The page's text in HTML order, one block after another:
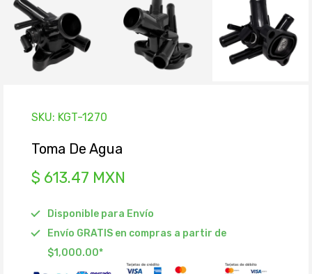
SKU: KGT-1270
Toma De Agua
$ 613.47 MXN
Disponible para Envío
Envío GRATIS en compras a partir de
$1,000.00*